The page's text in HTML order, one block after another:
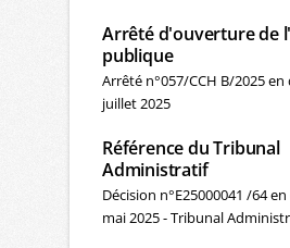
Arrêté d'ouverture de
publique
Arrêté n°057/CCH B/2025
juillet 2025
Référence du Tribunal
Administratif
Décision n°E25000041 /64
mai 2025 - Tribunal